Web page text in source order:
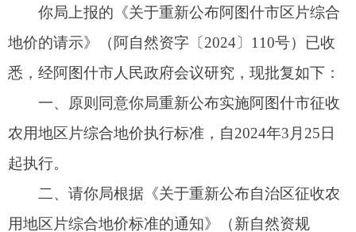
二、请你局根据《关于重新公布自治区征收农
用地区片综合地价标准的通知》（新自然资规
〔2024〕1号），严格执行农用地地价执行情况，
及时做好政策宣传解释，积极协调解决实施过程中
出现的问题，确保区片综合地价标准实施，促进社
2024年3月22日